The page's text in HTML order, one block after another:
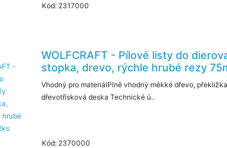
Kód: 2317000
WOLFCRAFT - Pílové listy do
stopka, drevo, rýchle hrubé rezy
Vhodný pro materiálPlně vhodný měkké dřevo,
dřevotřísková deska Technické ú..
Kód: 2370000